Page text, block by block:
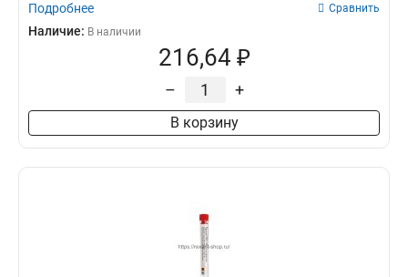
Подробнее Сравнить
Наличие: В наличии
216,64 ₽
– +
В корзину